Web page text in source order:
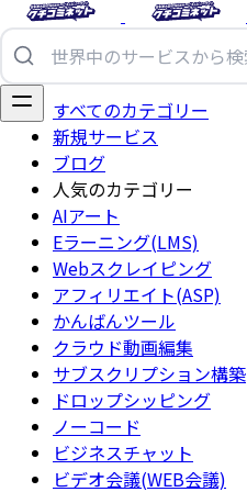
すべてのカテゴリー
新規サービス
ブログ
人気のカテゴリー
AIアート
Eラーニング(LMS)
Webスクレイピング
アフィリエイト(ASP)
かんばんツール
クラウド動画編集
サブスクリプション構築
ドロップシッピング
ノーコード
ビジネスチャット
ビデオ会議(WEB会議)